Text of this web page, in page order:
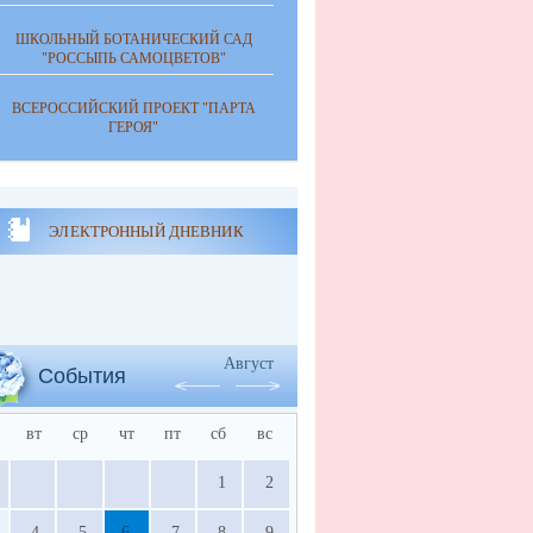
ШКОЛЬНЫЙ БОТАНИЧЕСКИЙ САД
"РОССЫПЬ САМОЦВЕТОВ"
ВСЕРОССИЙСКИЙ ПРОЕКТ "ПАРТА
ГЕРОЯ"
ЭЛЕКТРОННЫЙ ДНЕВНИК
События
Август
вт ср чт пт сб вс
1 2